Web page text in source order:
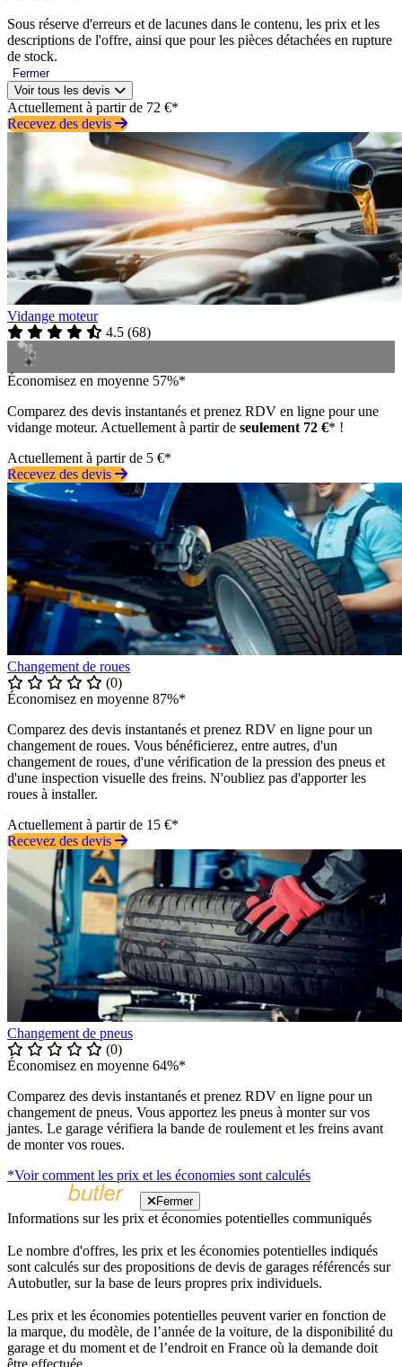
Sous réserve d'erreurs et de lacunes dans le contenu, les prix et les
descriptions de l'offre, ainsi que pour les pièces détachées en rupture
de stock.
Fermer
Voir tous les devis
Actuellement à partir de 72 €*
Recevez des devis
Vidange moteur
4.5 (68)
Économisez en moyenne 57%*
Comparez des devis instantanés et prenez RDV en ligne pour une
vidange moteur. Actuellement à partir de seulement 72 €* !
Actuellement à partir de 5 €*
Recevez des devis
Changement de roues
(0)
Économisez en moyenne 87%*
Comparez des devis instantanés et prenez RDV en ligne pour un
changement de roues. Vous bénéficierez, entre autres, d'un
changement de roues, d'une vérification de la pression des pneus et
d'une inspection visuelle des freins. N'oubliez pas d'apporter les
roues à installer.
Actuellement à partir de 15 €*
Recevez des devis
Changement de pneus
(0)
Économisez en moyenne 64%*
Comparez des devis instantanés et prenez RDV en ligne pour un
changement de pneus. Vous apportez les pneus à monter sur vos
jantes. Le garage vérifiera la bande de roulement et les freins avant
de monter vos roues.
*Voir comment les prix et les économies sont calculés
Fermer
Informations sur les prix et économies potentielles communiqués
Le nombre d'offres, les prix et les économies potentielles indiqués
sont calculés sur des propositions de devis de garages référencés sur
Autobutler, sur la base de leurs propres prix individuels.
Les prix et les économies potentielles peuvent varier en fonction de
la marque, du modèle, de l’année de la voiture, de la disponibilité du
garage et du moment et de l’endroit en France où la demande doit
être effectuée.